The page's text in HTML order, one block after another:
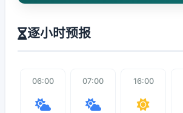
逐小时预报
06:00 07:00 16:00